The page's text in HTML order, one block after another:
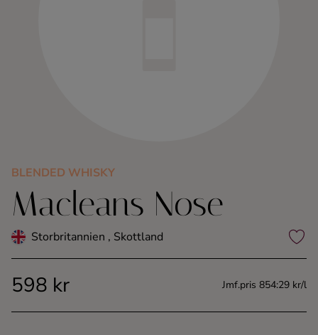
Konjak
Likör
Shots
BLENDED WHISKY
Macleans Nose
Storbritannien , Skottland
598 kr Jmf.pris 854:29 kr/l